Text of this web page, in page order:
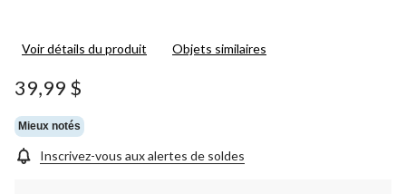
Voir détails du produit Objets similaires
39,99 $
Mieux notés
Inscrivez-vous aux alertes de soldes